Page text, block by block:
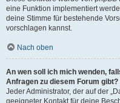
eine Funktion implementiert
deine Stimme für bestehende
vorschlagen kannst.
Nach oben
An wen soll ich mich wenden,
Anfragen zu diesem Forum gibt?
Jeder Administrator, der auf der
geeigneter Kontakt für deine